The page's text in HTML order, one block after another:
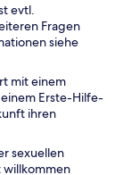
evtl.
Fragen
siehe
mit einem
Erste-Hilfe-
ihren
sexuellen